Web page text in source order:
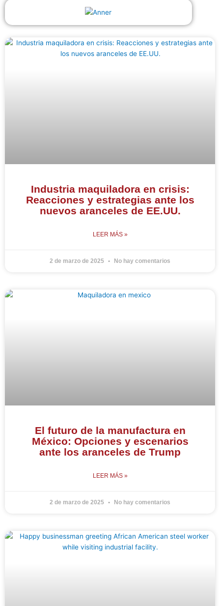
Industria maquiladora en crisis:
Reacciones y estrategias ante los
nuevos aranceles de EE.UU.
LEER MÁS »
2 de marzo de 2025 No hay comentarios
El futuro de la manufactura en
México: Opciones y escenarios
ante los aranceles de Trump
LEER MÁS »
2 de marzo de 2025 No hay comentarios